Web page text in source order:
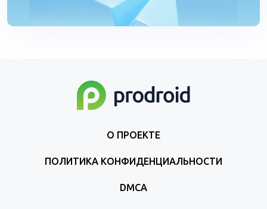
О ПРОЕКТЕ
ПОЛИТИКА КОНФИДЕНЦИАЛЬНОСТИ
DMCA